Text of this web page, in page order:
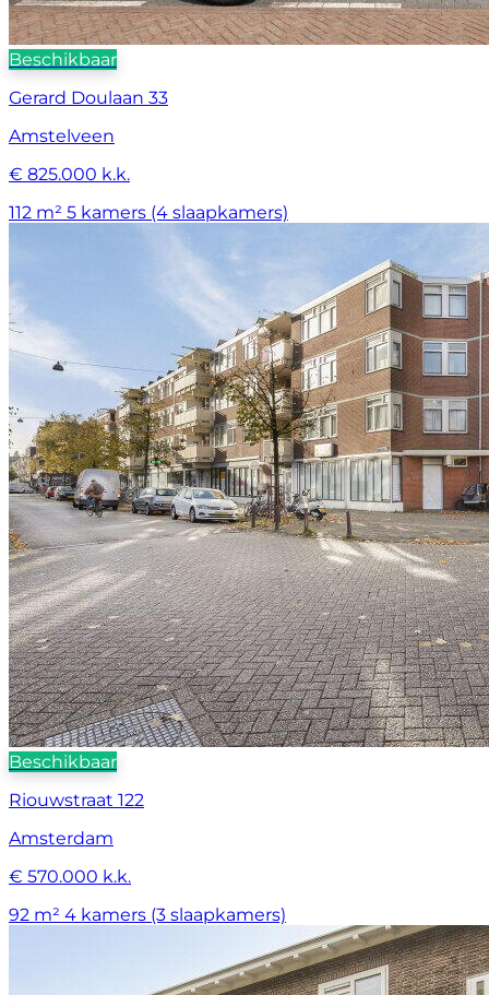
Beschikbaar
Gerard Doulaan 33
Amstelveen
€ 825.000 k.k.
112 m² 5 kamers (4 slaapkamers)
Beschikbaar
Riouwstraat 122
Amsterdam
€ 570.000 k.k.
92 m² 4 kamers (3 slaapkamers)